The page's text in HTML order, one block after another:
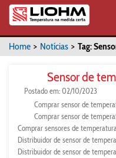
Home > Notícias > Tag:
Sensor de
Postado em: 02/10/2023
Comprar sensor de
Comprar sensor de
Comprar sensores de
Distribuidor de sensor de
Distribuidor de sensor de